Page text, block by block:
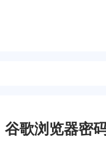
谷歌浏览器密